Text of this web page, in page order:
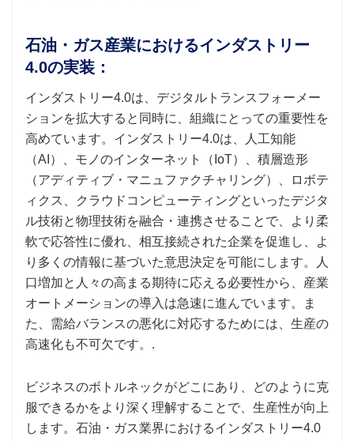
石油・ガス産業におけるインダストリー
4.0の実装：
インダストリー4.0は、デジタルトランスフォーメー
ションを拡大すると同時に、組織にとっての重要性を
高めています。インダストリー4.0は、人工知能
（AI）、モノのインターネット（IoT）、積層造形
（アディティブ・マニュファクチャリング）、ロボテ
ィクス、クラウドコンピューティングといったデジタ
ル技術と物理技術を融合・連携させることで、より柔
軟で応答性に優れ、相互接続された企業を促進し、よ
り多くの情報に基づいた意思決定を可能にします。人
口増加と人々の高まる期待に応える必要性から、産業
オートメーションの導入は急速に進んでいます。ま
た、需給バランスの悪化に対応するためには、生産の
高速化も不可欠です。.
ビジネスのボトルネックがどこにあり、どのように克
服できるかをより深く理解することで、生産性が向上
します。石油・ガス業界におけるインダストリー4.0